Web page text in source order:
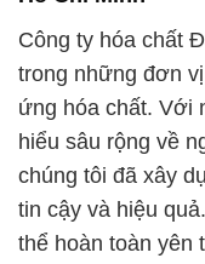
Công ty hóa chất
trong những đơn
ứng hóa chất. Với
hiểu sâu rộng về
chúng tôi đã xây
tin cậy và hiệu
thể hoàn toàn yên